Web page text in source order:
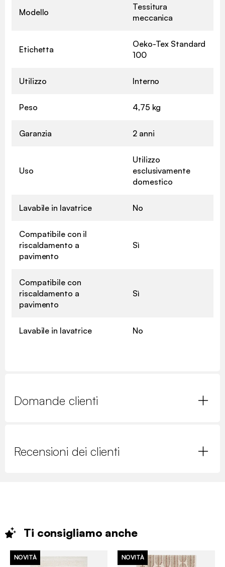
Modello
Tessitura
meccanica
Etichetta
Oeko-Tex Standard
100
Utilizzo Interno
Peso 4,75 kg
Garanzia 2 anni
Uso
Utilizzo
esclusivamente
domestico
Lavabile in lavatrice No
Compatibile con il
riscaldamento a
pavimento
Sì
Compatibile con
riscaldamento a
pavimento
Sì
Lavabile in lavatrice No
Domande clienti
Recensioni dei clienti
Ti consigliamo anche
NOVITÀ NOVITÀ